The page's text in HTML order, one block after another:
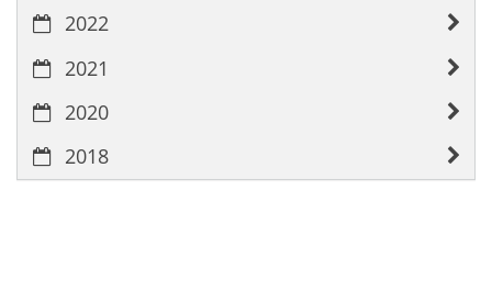
2022
2021
2020
2018